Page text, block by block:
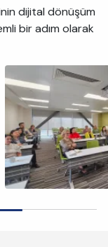
dijital dönüşüm
bir adım olarak